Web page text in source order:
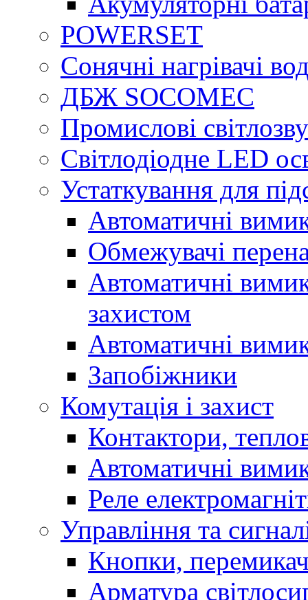
POWERSET
Сонячні нагрівачі
ДБЖ SOCOMEC
Промислові
Світлодіодне LED
Устаткування для
Автоматичні
Обмежувачі
Автоматичні
захистом
Автоматичні
Запобіжники
Комутація і захист
Контактори,
Автоматичні
Реле
Управління та
Кнопки,
Арматура